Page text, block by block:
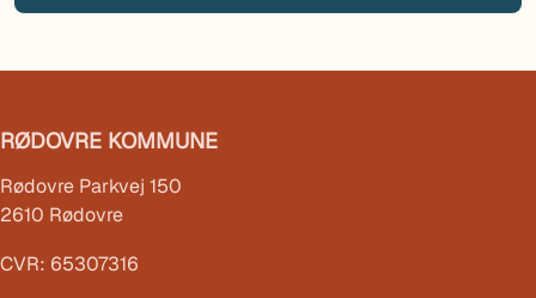
RØDOVRE KOMMUNE
Rødovre Parkvej 150
2610 Rødovre
CVR: 65307316